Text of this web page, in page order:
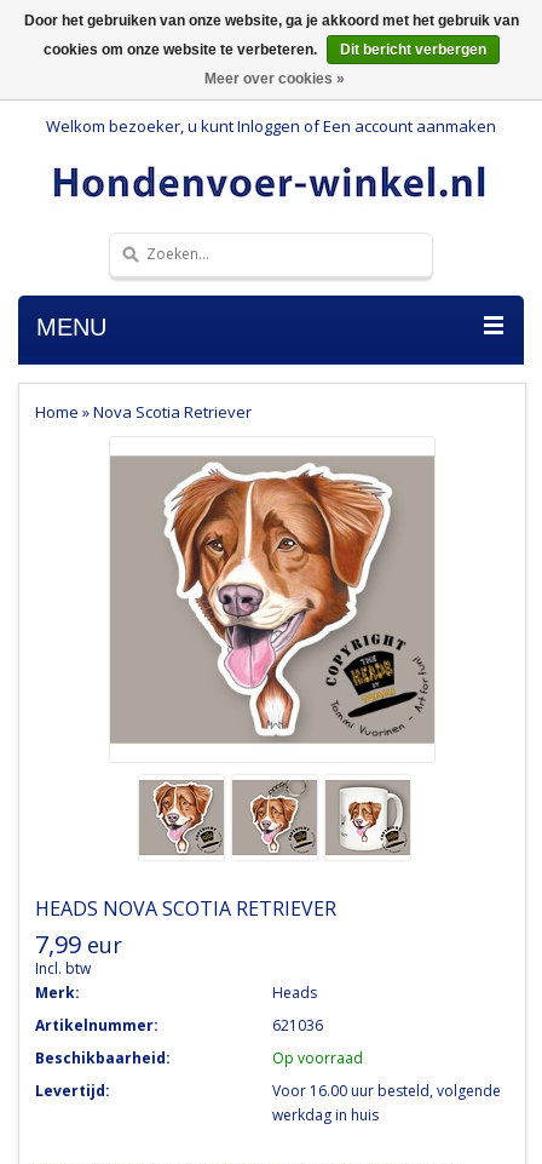
Welkom bezoeker, u kuntInloggen ofEen account aanmaken
MENU
Home »Nova Scotia Retriever
HEADS NOVA SCOTIA RETRIEVER
7,99 eur
Incl. btw
Merk:
Heads
Artikelnummer:
621036
Beschikbaarheid:
Op voorraad
Levertijd:
Voor 16.00 uur besteld, volgende
werkdag in huis
Door het gebruiken van onze website, ga je akkoord met het gebruik van
cookies om onze website te verbeteren.
Dit bericht verbergen
Meer over cookies »